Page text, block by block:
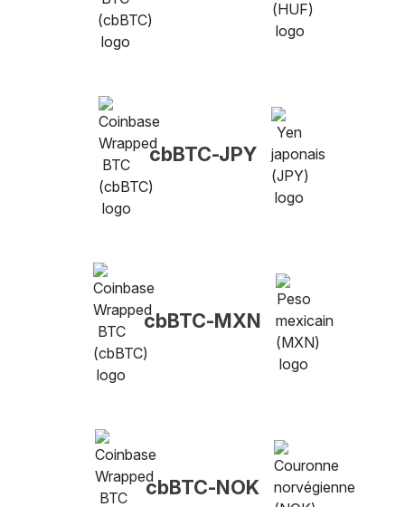
cbBTC-JPY
cbBTC-MXN
cbBTC-NOK